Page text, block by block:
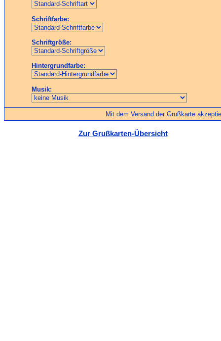
Schriftfarbe:
Schriftgröße:
Hintergrundfarbe:
Musik:
Mit dem Versand der Grußkarte
Zur Grußkarten-Übersicht